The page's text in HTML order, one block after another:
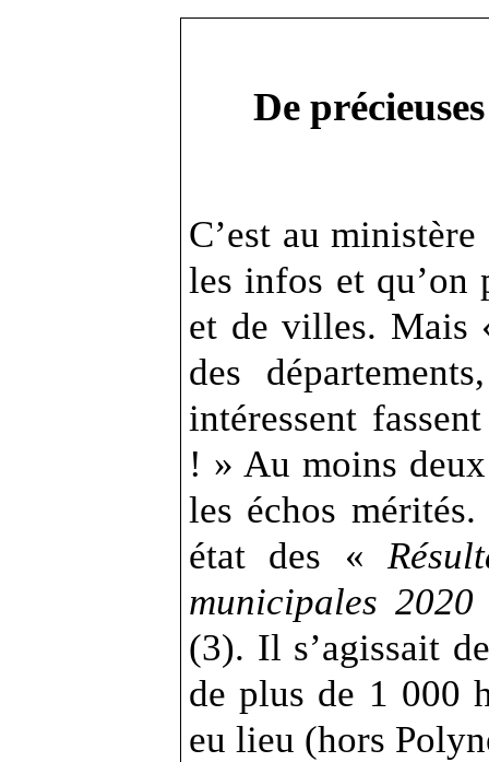
De
C’est au
les infos et qu’on
et de villes. Mais
des
intéressent
! » Au moins
les échos
état des «
municipales 2020
(3). Il s’agissait
de plus de 1 000
eu lieu (hors